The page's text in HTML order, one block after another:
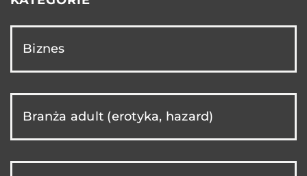
Biznes
Branża adult (erotyka, hazard)